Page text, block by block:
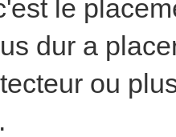
le
dur a
ou